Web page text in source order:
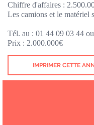
Chiffre d'affaires :
Les camions et le matériel
Tél. au : 01 44 09 03 44
Prix : 2.000.000€
IMPRIMER CETTE